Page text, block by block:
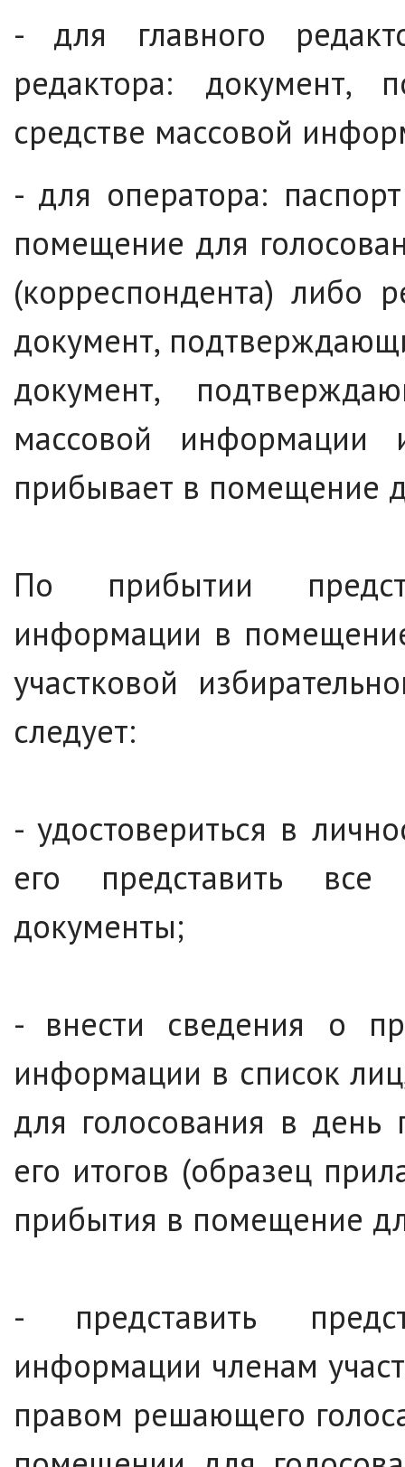
- для главного
редактора: документ,
средстве массовой
- для оператора:
помещение для
(корреспондента) либо
документ,
документ,
массовой
прибывает в помещение
По прибытии
информации в
участковой
следует:
- удостовериться в
его представить все
документы;
- внести сведения о
информации в список
для голосования в день
его итогов (образец
прибытия в помещение
- представить
информации членам
правом решающего